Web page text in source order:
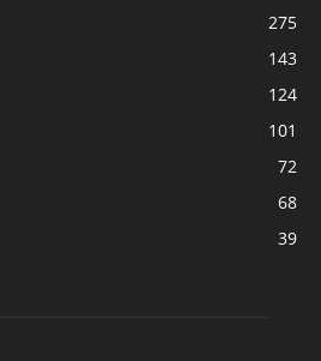
275
143
124
101
72
68
39